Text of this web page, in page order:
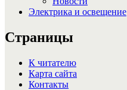
Электрика и освещение
Страницы
К читателю
Карта сайта
Контакты